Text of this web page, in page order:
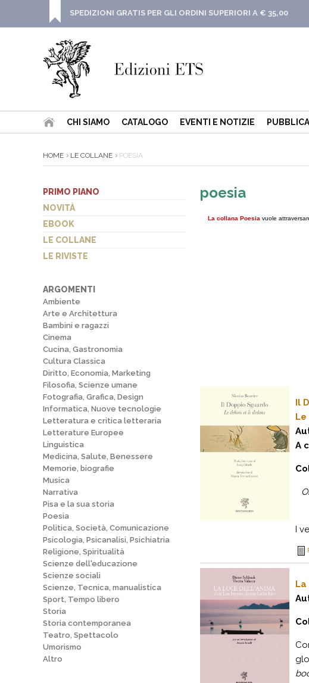
SPEDIZIONI GRATIS PER GLI ORDINI SUPERIORI A € 35,00
CHI SIAMO CATALOGO EVENTI E NOTIZIE
HOME LE COLLANE POESIA
PRIMO PIANO
NOVITÀ
EBOOK
LE COLLANE
LE RIVISTE
ARGOMENTI
Ambiente
Arte e Architettura
Bambini e ragazzi
Cinema
Cucina, Gastronomia
Cultura Classica
Diritto, Economia, Marketing
Filosofia, Scienze umane
Fotografia, Grafica, Design
Informatica, Nuove tecnologie
Letteratura e critica letteraria
Letterature Europee
Linguistica
Medicina, Salute, Benessere
Memorie, biografie
Musica
Narrativa
Pisa e la sua storia
Poesia
Politica, Società, Comunicazione
Psicologia, Psicanalisi, Psichiatria
Religione, Spiritualità
Scienze dell'educazione
Scienze sociali
Scienze, Tecnica, manualistica
Sport, Tempo libero
Storia
Storia contemporanea
Teatro, Spettacolo
Umorismo
Altro
poesia
La collana Poesia vuole
Il
A
I